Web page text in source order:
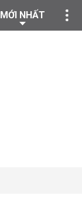
MỚI NHẤT